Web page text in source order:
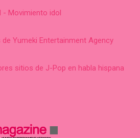
- Movimiento idol
Yumeki Entertainment Agency
sitios de J-Pop en habla hispana